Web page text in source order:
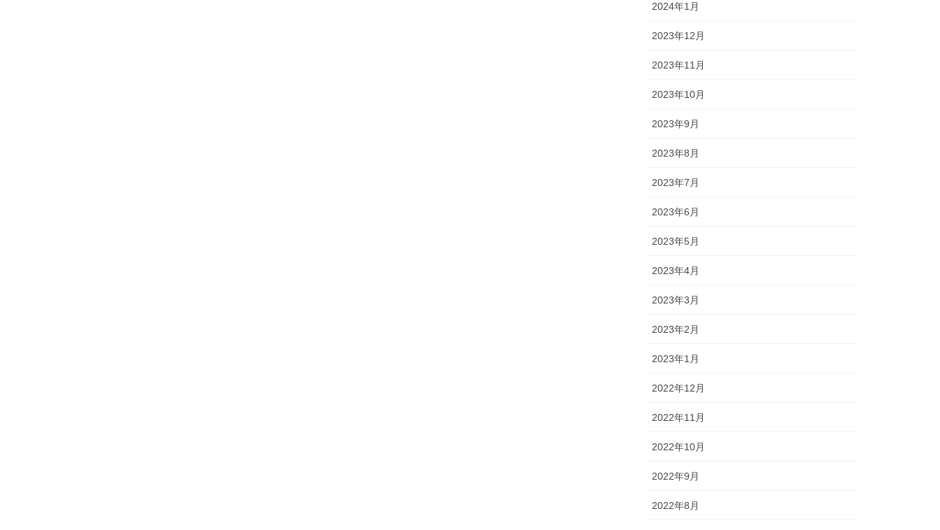
2024年1月
2023年12月
2023年11月
2023年10月
2023年9月
2023年8月
2023年7月
2023年6月
2023年5月
2023年4月
2023年3月
2023年2月
2023年1月
2022年12月
2022年11月
2022年10月
2022年9月
2022年8月